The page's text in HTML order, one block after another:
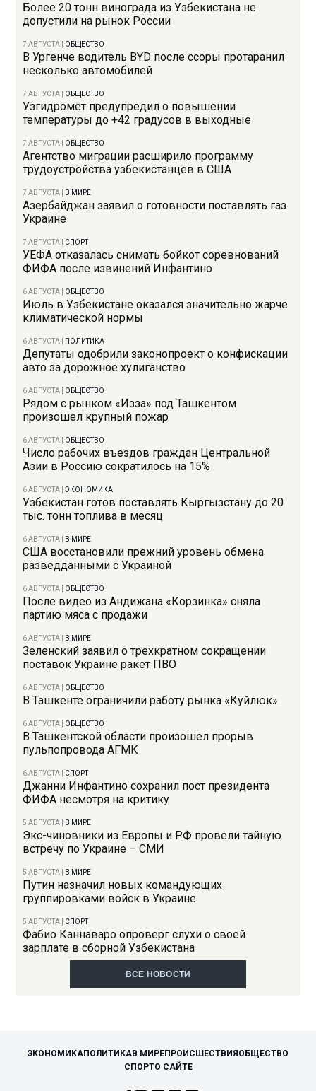
Более 20 тонн винограда из Узбекистана не
допустили на рынок России
7 АВГУСТА ОБЩЕСТВО
В Ургенче водитель BYD после ссоры протаранил
несколько автомобилей
7 АВГУСТА ОБЩЕСТВО
Узгидромет предупредил о повышении
температуры до +42 градусов в выходные
7 АВГУСТА ОБЩЕСТВО
Агентство миграции расширило программу
трудоустройства узбекистанцев в США
7 АВГУСТА В МИРЕ
Азербайджан заявил о готовности поставлять газ
Украине
7 АВГУСТА СПОРТ
УЕФА отказалась снимать бойкот соревнований
ФИФА после извинений Инфантино
6 АВГУСТА ОБЩЕСТВО
Июль в Узбекистане оказался значительно жарче
климатической нормы
6 АВГУСТА ПОЛИТИКА
Депутаты одобрили законопроект о конфискации
авто за дорожное хулиганство
6 АВГУСТА ОБЩЕСТВО
Рядом с рынком «Изза» под Ташкентом
произошел крупный пожар
6 АВГУСТА ОБЩЕСТВО
Число рабочих въездов граждан Центральной
Азии в Россию сократилось на 15%
6 АВГУСТА |ЭКОНОМИКА
Узбекистан готов поставлять Кыргызстану до 20
тыс. тонн топлива в месяц
6 АВГУСТА В МИРЕ
США восстановили прежний уровень обмена
разведданными с Украиной
6 АВГУСТА ОБЩЕСТВО
После видео из Андижана «Корзинка» сняла
партию мяса с продажи
6 АВГУСТА В МИРЕ
Зеленский заявил о трехкратном сокращении
поставок Украине ракет ПВО
6 АВГУСТА ОБЩЕСТВО
В Ташкенте ограничили работу рынка «Куйлюк»
6 АВГУСТА ОБЩЕСТВО
В Ташкентской области произошел прорыв
пульпопровода АГМК
6 АВГУСТА СПОРТ
Джанни Инфантино сохранил пост президента
ФИФА несмотря на критику
5 АВГУСТА В МИРЕ
Экс-чиновники из Европы и РФ провели тайную
встречу по Украине – СМИ
5 АВГУСТА В МИРЕ
Путин назначил новых командующих
группировками войск в Украине
5 АВГУСТА СПОРТ
Фабио Каннаваро опроверг слухи о своей
зарплате в сборной Узбекистана
ВСЕ НОВОСТИ
ЭКОНОМИКАПОЛИТИКАВ МИРЕПРОИСШЕСТВИЯ ОБЩЕСТВО
СПОРТО САЙТЕ